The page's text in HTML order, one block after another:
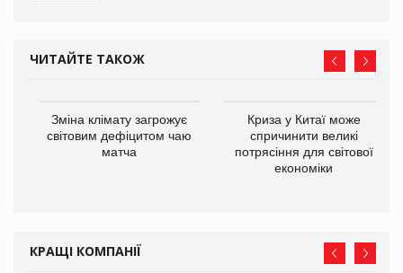
ЧИТАЙТЕ ТАКОЖ
Зміна клімату загрожує
світовим дефіцитом чаю
матча
Криза у Китаї може
спричинити великі
потрясіння для світової
економіки
КРАЩІ КОМПАНІЇ